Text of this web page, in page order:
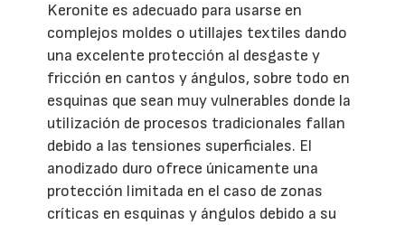
Keronite es adecuado para usarse en
complejos moldes o utillajes textiles dando
una excelente protección al desgaste y
fricción en cantos y ángulos, sobre todo en
esquinas que sean muy vulnerables donde la
utilización de procesos tradicionales fallan
debido a las tensiones superficiales. El
anodizado duro ofrece únicamente una
protección limitada en el caso de zonas
críticas en esquinas y ángulos debido a su